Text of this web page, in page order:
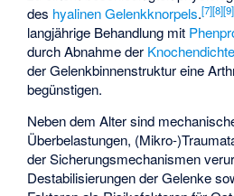
des hyalinen Gelenkknorpels.[7][8][9]
langjährige Behandlung mit
durch Abnahme der Knochendichte
der Gelenkbinnenstruktur eine
begünstigen.
Neben dem Alter sind
Überbelastungen, (Mikro-
der Sicherungsmechanismen
Destabilisierungen der Gelenke